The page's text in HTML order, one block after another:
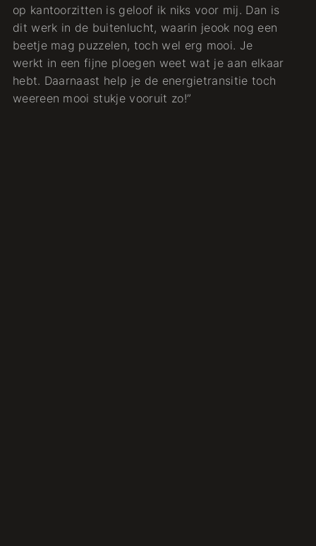
op kantoorzitten is geloof ik niks voor mij. Dan is
dit werk in de buitenlucht, waarin jeook nog een
beetje mag puzzelen, toch wel erg mooi. Je
werkt in een fijne ploegen weet wat je aan elkaar
hebt. Daarnaast help je de energietransitie toch
weereen mooi stukje vooruit zo!”